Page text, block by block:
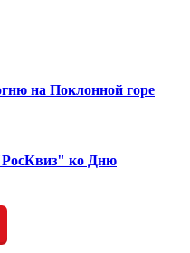
на Поклонной горе
ко Дню